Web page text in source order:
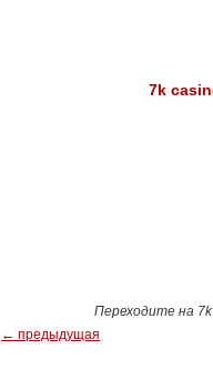
7k
Переходите на
← предыдущая